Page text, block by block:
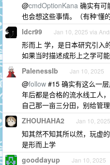
@cmdOptionKana 确实有可
也会想这些事情。（有种‘懂
ldcr99 Jan 10, 2025 via
形而上 学，是日本研究引入
如果当时描述成形上之学可
PalenessIb Jan 10, 2025
@follow #15 确实有这么一
年后都是合格的流水线工人
自己那一亩三分田，别给管理
ZHOUHAHA2 Jan 10,
知其然不知其所以然，玩虚
是形而上学
gooddayup Jan 10, 2025